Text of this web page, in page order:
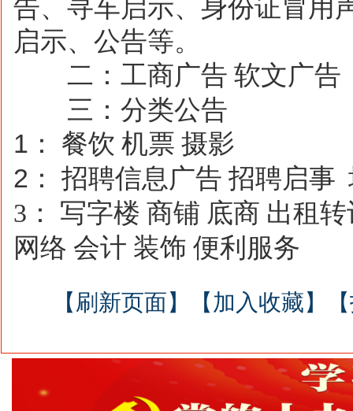
告、寻车启示、身份证冒用
启示、公告等。
二：工商广告 软文广告
三：分类公告
1 ： 餐饮 机票 摄影
2 ： 招聘信息广告 招聘启事
3 ： 写字楼 商铺 底商 出租转
网络 会计 装饰 便利服务
【刷新页面】 【加入收藏】